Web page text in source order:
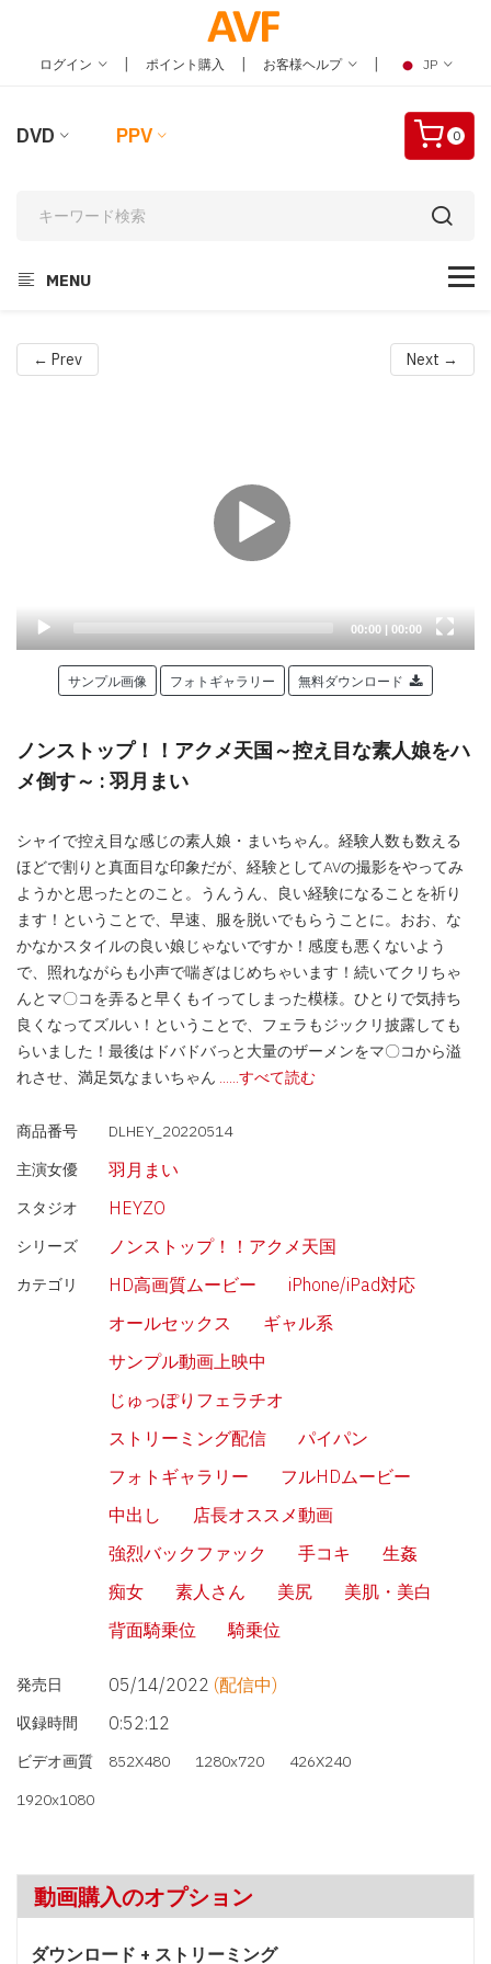
ログイン | ポイント購入 | お客様ヘルプ | JP
DVD PPV 0
MENU
← Prev Next →
Current
00:00 | Total
duration
00:00
サンプル画像 フォトギャラリー 無料ダウンロード
ノンストップ！！アクメ天国～控え目な素人娘をハ
メ倒す～ : 羽月まい
シャイで控え目な感じの素人娘・まいちゃん。経験人数も数える
ほどで割りと真面目な印象だが、経験としてAVの撮影をやってみ
ようかと思ったとのこと。うんうん、良い経験になることを祈り
ます！ということで、早速、服を脱いでもらうことに。おお、な
かなかスタイルの良い娘じゃないですか！感度も悪くないよう
で、照れながらも小声で喘ぎはじめちゃいます！続いてクリちゃ
んとマ〇コを弄ると早くもイってしまった模様。ひとりで気持ち
良くなってズルい！ということで、フェラもジックリ披露しても
らいました！最後はドバドバっと大量のザーメンをマ〇コから溢
れさせ、満足気なまいちゃん ......すべて読む
商品番号
DLHEY_20220514
主演女優
羽月まい
スタジオ HEYZO
シリーズ ノンストップ！！アクメ天国
カテゴリ HD高画質ムービー
iPhone/iPad対応
オールセックス
ギャル系
サンプル動画上映中
じゅっぽりフェラチオ
ストリーミング配信
パイパン
フォトギャラリー
フルHDムービー
中出し
店長オススメ動画
強烈バックファック
手コキ
生姦
痴女
素人さん 美尻
美肌・美白
背面騎乗位
騎乗位
発売日 05/14/2022 (配信中)
収録時間 0:52:12
ビデオ画質 852X480 1280x720
426X240
1920x1080
動画購入のオプション
ダウンロード + ストリーミング